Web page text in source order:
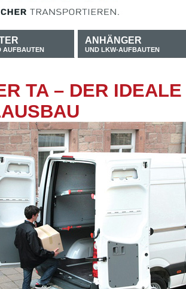
AUFBAUTEN
ANHÄNGER
UND LKW-AUFBAUTEN
TA – DER